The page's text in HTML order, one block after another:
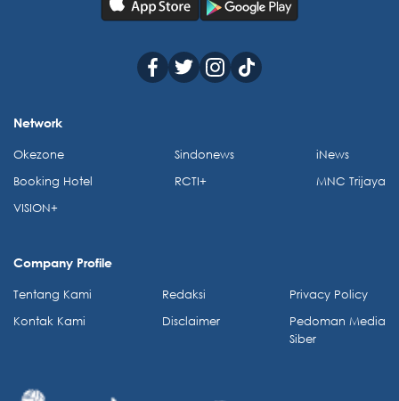
Network
Okezone
Booking Hotel
VISION+
Sindonews
RCTI+
iNews
MNC Trijaya
Company Profile
Tentang Kami
Kontak Kami
Redaksi
Disclaimer
Privacy Policy
Pedoman Media
Siber